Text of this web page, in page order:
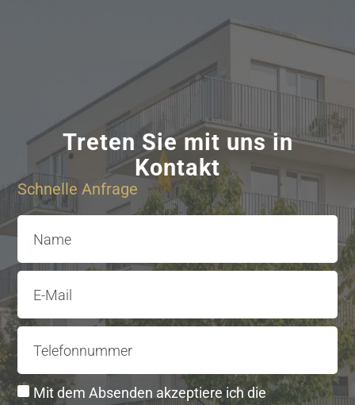
Treten Sie mit uns in
Kontakt
Schnelle Anfrage
Name
E-Mail
Telefonnummer
Mit dem Absenden akzeptiere ich die